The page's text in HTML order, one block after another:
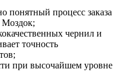
понятный процесс заказа
Моздок;
чернил и
точность
при высочайшем уровне